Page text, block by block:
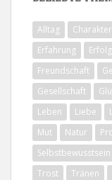
Alltag Charakter
Erfahrung
Erfolg
Freundschaft
Gesellschaft
Leben
Liebe
Mut
Natur
Selbstbewusstsein
Trost
Tränen